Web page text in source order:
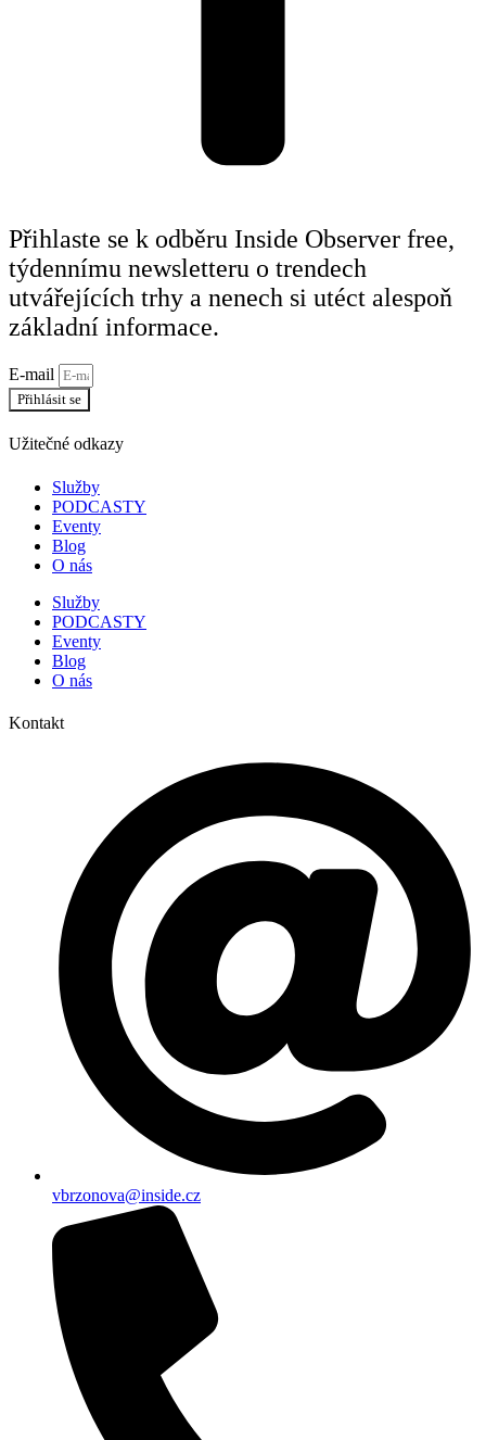
Přihlaste se k odběru Inside Observer free,
týdennímu newsletteru o trendech
utvářejících trhy a nenech si utéct alespoň
základní informace.
E-mail
Přihlásit se
Užitečné odkazy
Služby
PODCASTY
Eventy
Blog
O nás
Služby
PODCASTY
Eventy
Blog
O nás
Kontakt
vbrzonova@inside.cz